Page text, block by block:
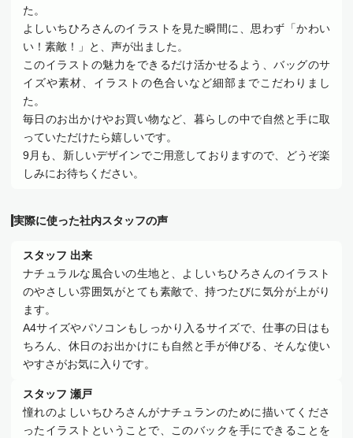
た。
よしいちひろさんのイラストを見た瞬間に、思わず「かわい
い！素敵！」と、声が出ました。
このイラストの魅力をできるだけ活かせるよう、バッグのサ
イズや素材、イラストの色合いなど細部までこだわりまし
た。
毎日のお出かけやお買い物など、暮らしの中で自然と手に取
っていただけたら嬉しいです。
9月も、新しいデザインでご用意しておりますので、どうぞ楽
しみにお待ちください。
実際に使った社内スタッフの声
スタッフ 出来
ナチュラルな風合いの生地と、よしいちひろさんのイラスト
のやさしい雰囲気がとても素敵で、持つたびに気分が上がり
ます。
A4サイズやパソコンもしっかり入るサイズで、仕事の日はも
ちろん、休日のお出かけにも自然と手が伸びる、そんな使い
やすさがお気に入りです。
スタッフ 瀬戸
憧れのよしいちひろさんがナチュランのために描いてくださ
ったイラストということで、このバックを手にできることを